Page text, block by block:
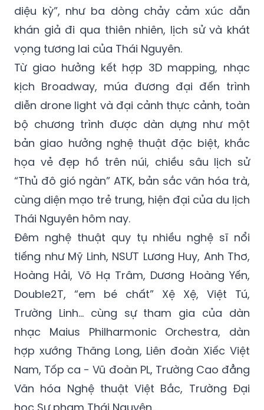
diệu kỳ”, như ba dòng chảy cảm xúc dẫn
khán giả đi qua thiên nhiên, lịch sử và khát
vọng tương lai của Thái Nguyên.
Từ giao hưởng kết hợp 3D mapping, nhạc
kịch Broadway, múa đương đại đến trình
diễn drone light và đại cảnh thực cảnh, toàn
bộ chương trình được dàn dựng như một
bản giao hưởng nghệ thuật đặc biệt, khắc
họa vẻ đẹp hồ trên núi, chiều sâu lịch sử
“Thủ đô gió ngàn” ATK, bản sắc văn hóa trà,
cùng diện mạo trẻ trung, hiện đại của du lịch
Thái Nguyên hôm nay.
Đêm nghệ thuật quy tụ nhiều nghệ sĩ nổi
tiếng như Mỹ Linh, NSƯT Lương Huy, Anh Thơ,
Hoàng Hải, Võ Hạ Trâm, Dương Hoàng Yến,
Double2T, “em bé chất” Xệ Xệ, Việt Tú,
Trường Linh… cùng sự tham gia của dàn
nhạc Maius Philharmonic Orchestra, dàn
hợp xướng Thăng Long, Liên đoàn Xiếc Việt
Nam, Tốp ca - Vũ đoàn PL, Trường Cao đẳng
Văn hóa Nghệ thuật Việt Bắc, Trường Đại